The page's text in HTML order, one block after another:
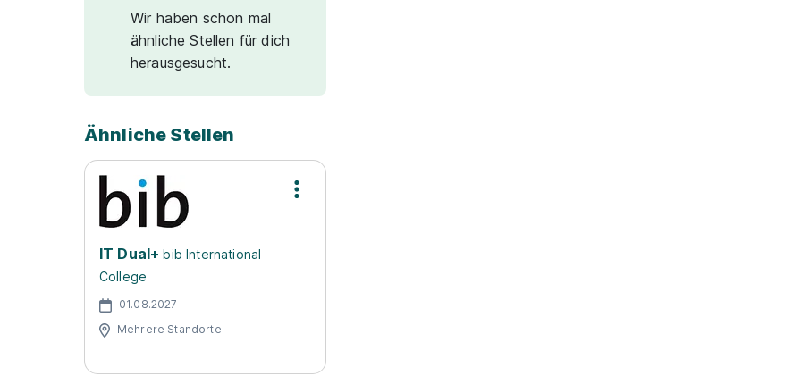
Wir haben schon mal
ähnliche Stellen für dich
herausgesucht.
Ähnliche Stellen
IT Dual+ bib International
College
01.08.2027
Mehrere Standorte